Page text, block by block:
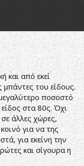
και από εκεί
μπάντες του είδους.
ποσοστό
στα 80ς. Όχι
άλλες χώρες,
για να της
για εκείνη την
και σίγουρα η